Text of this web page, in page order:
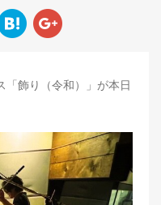
「飾り（令和）」が本日